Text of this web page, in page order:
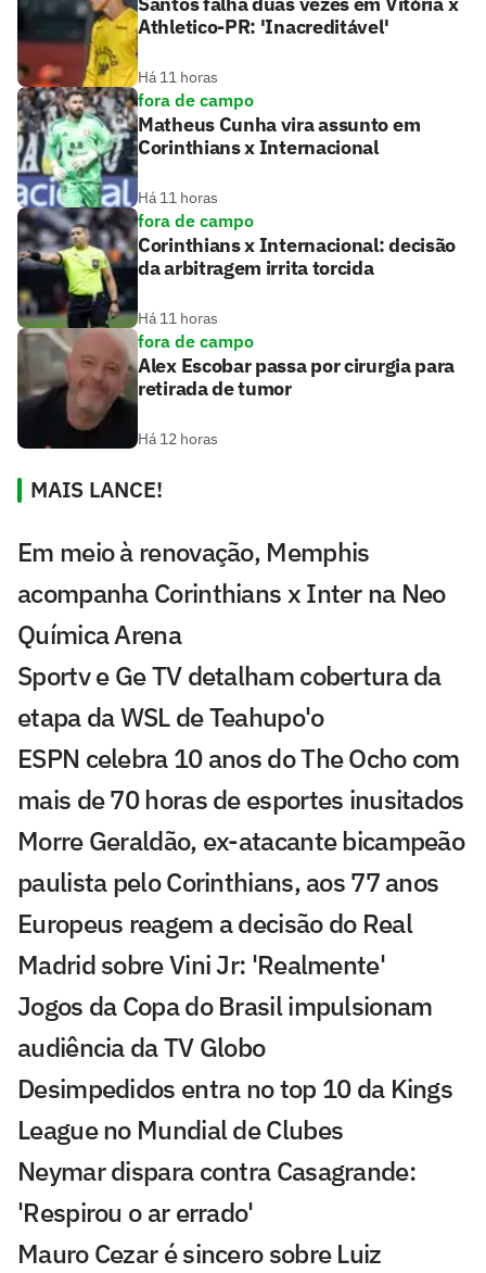
Athletico-PR: 'Inacreditável'
Há 11 horas
fora de campo
Matheus Cunha vira assunto em
Corinthians x Internacional
Há 11 horas
fora de campo
Corinthians x Internacional: decisão
da arbitragem irrita torcida
Há 11 horas
fora de campo
Alex Escobar passa por cirurgia para
retirada de tumor
Há 12 horas
MAIS LANCE!
Em meio à renovação, Memphis
acompanha Corinthians x Inter na Neo
Química Arena
Sportv e Ge TV detalham cobertura da
etapa da WSL de Teahupo'o
ESPN celebra 10 anos do The Ocho com
mais de 70 horas de esportes inusitados
Morre Geraldão, ex-atacante bicampeão
paulista pelo Corinthians, aos 77 anos
Europeus reagem a decisão do Real
Madrid sobre Vini Jr: 'Realmente'
Jogos da Copa do Brasil impulsionam
audiência da TV Globo
Desimpedidos entra no top 10 da Kings
League no Mundial de Clubes
Neymar dispara contra Casagrande:
'Respirou o ar errado'
Mauro Cezar é sincero sobre Luiz